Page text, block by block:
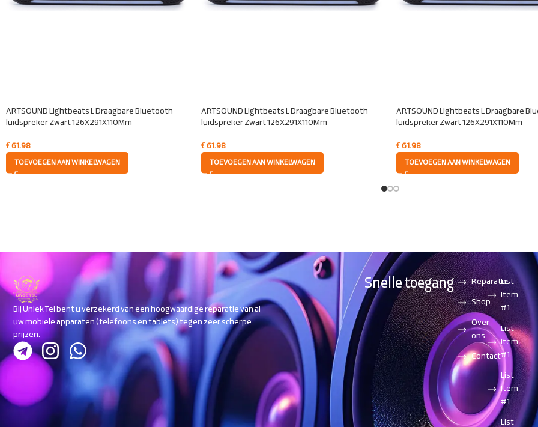
ARTSOUND Lightbeats L Draagbare Bluetooth
luidspreker Zwart 126X291X110Mm
€61.98
TOEVOEGEN AAN WINKELWAGEN
ARTSOUND Lightbeats L Draagbare Bluetooth
luidspreker Zwart 126X291X110Mm
€61.98
TOEVOEGEN AAN WINKELWAGEN
ARTSOUND Lightbeats L Draagbare
luidspreker Zwart 126X291X110Mm
€61.98
TOEVOEGEN AAN WINKELWAGEN
Bij Uniek Tel bent u verzekerd van een hoogwaardige reparatie van al
uw mobiele apparaten (telefoons en tablets) tegen zeer scherpe
prijzen.
Snelle toegang
Reparatie
Shop
Over
ons
Contact
List
Item
#1
List
Item
#1
List
Item
#1
List